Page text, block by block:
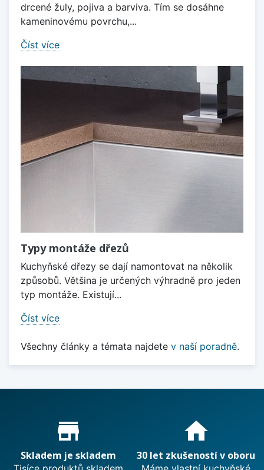
drcené žuly, pojiva a barviva. Tím se dosáhne
kameninovému povrchu,...
Číst více
Typy montáže dřezů
Kuchyňské dřezy se dají namontovat na několik
způsobů. Většina je určených výhradně pro jeden
typ montáže. Existují...
Číst více
Všechny články a témata najdete v naší poradně.
Proč nakupovat u nás?
store_mall_directory
Skladem je skladem
home
30 let zkušeností v oboru